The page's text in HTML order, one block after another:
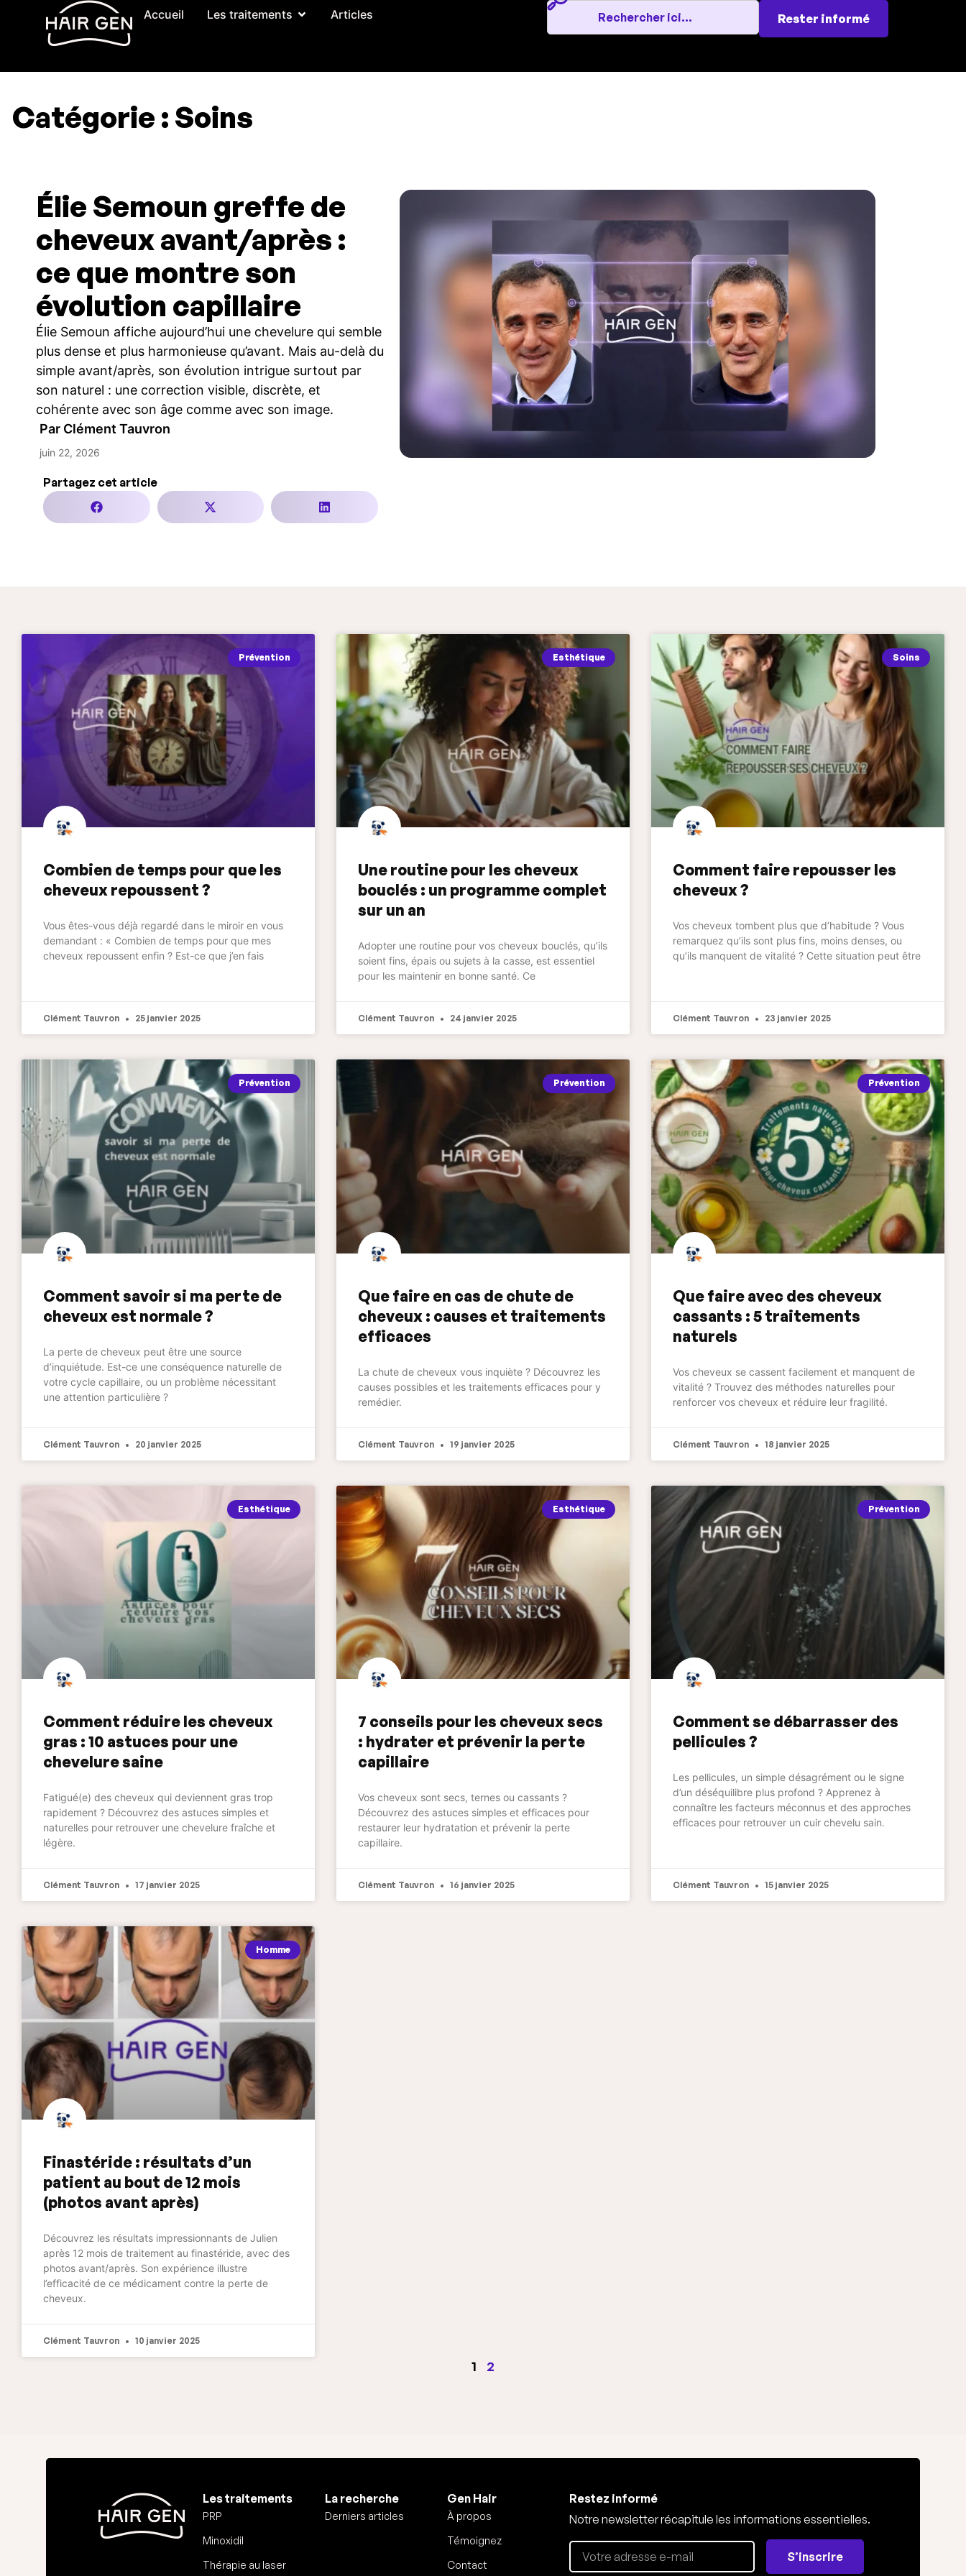
Accueil Les traitements Articles Rester informé
Catégorie : Soins
Élie Semoun greffe de
cheveux avant/après :
ce que montre son
évolution capillaire
Élie Semoun affiche aujourd’hui une chevelure qui semble
plus dense et plus harmonieuse qu’avant. Mais au-delà du
simple avant/après, son évolution intrigue surtout par
son naturel : une correction visible, discrète, et
cohérente avec son âge comme avec son image.
Par Clément Tauvron
juin 22, 2026
Partagez cet article
Prévention
Combien de temps pour que les
cheveux repoussent ?
Vous êtes-vous déjà regardé dans le miroir en vous
demandant : « Combien de temps pour que mes
cheveux repoussent enfin ? Est-ce que j’en fais
Clément Tauvron 25 janvier 2025
Esthétique
Une routine pour les cheveux
bouclés : un programme complet
sur un an
Adopter une routine pour vos cheveux bouclés, qu’ils
soient fins, épais ou sujets à la casse, est essentiel
pour les maintenir en bonne santé. Ce
Clément Tauvron 24 janvier 2025
Soins
Comment faire repousser les
cheveux ?
Vos cheveux tombent plus que d’habitude ? Vous
remarquez qu’ils sont plus fins, moins denses, ou
qu’ils manquent de vitalité ? Cette situation peut être
Clément Tauvron 23 janvier 2025
Prévention
Comment savoir si ma perte de
cheveux est normale ?
La perte de cheveux peut être une source
d’inquiétude. Est-ce une conséquence naturelle de
votre cycle capillaire, ou un problème nécessitant
une attention particulière ?
Clément Tauvron 20 janvier 2025
Prévention
Que faire en cas de chute de
cheveux : causes et traitements
efficaces
La chute de cheveux vous inquiète ? Découvrez les
causes possibles et les traitements efficaces pour y
remédier.
Clément Tauvron 19 janvier 2025
Prévention
Que faire avec des cheveux
cassants : 5 traitements
naturels
Vos cheveux se cassent facilement et manquent de
vitalité ? Trouvez des méthodes naturelles pour
renforcer vos cheveux et réduire leur fragilité.
Clément Tauvron 18 janvier 2025
Esthétique
Comment réduire les cheveux
gras : 10 astuces pour une
chevelure saine
Fatigué(e) des cheveux qui deviennent gras trop
rapidement ? Découvrez des astuces simples et
naturelles pour retrouver une chevelure fraîche et
légère.
Clément Tauvron 17 janvier 2025
Esthétique
7 conseils pour les cheveux secs
: hydrater et prévenir la perte
capillaire
Vos cheveux sont secs, ternes ou cassants ?
Découvrez des astuces simples et efficaces pour
restaurer leur hydratation et prévenir la perte
capillaire.
Clément Tauvron 16 janvier 2025
Prévention
Comment se débarrasser des
pellicules ?
Les pellicules, un simple désagrément ou le signe
d’un déséquilibre plus profond ? Apprenez à
connaître les facteurs méconnus et des approches
efficaces pour retrouver un cuir chevelu sain.
Clément Tauvron 15 janvier 2025
Homme
Finastéride : résultats d’un
patient au bout de 12 mois
(photos avant après)
Découvrez les résultats impressionnants de Julien
après 12 mois de traitement au finastéride, avec des
photos avant/après. Son expérience illustre
l’efficacité de ce médicament contre la perte de
cheveux.
Clément Tauvron 10 janvier 2025
1 2
Les traitements
PRP
Minoxidil
Thérapie au laser
La recherche
Derniers articles
Gen Hair
À propos
Témoignez
Contact
Restez informé
Notre newsletter récapitule les informations essentielles.
S’inscrire